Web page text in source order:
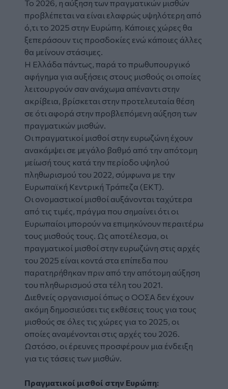
Το 2026, η αύξηση των πραγματικών μισθών
προβλέπεται να είναι ελαφρώς υψηλότερη από
ό,τι το 2025 στην Ευρώπη. Κάποιες χώρες θα
ξεπεράσουν τις προσδοκίες ενώ κάποιες άλλες
θα μείνουν στάσιμες.
Η Ελλάδα πάντως, παρά το πρωθυπουργικό
αφήγημα για αυξήσεις στους μισθούς οι οποίες
λειτουργούν σαν ανάχωμα απέναντι στην
ακρίβεια, βρίσκεται στην προτελευταία θέση
σε ότι αφορά στην προβλεπόμενη αύξηση των
πραγματικών μισθών.
Οι πραγματικοί μισθοί στην ευρωζώνη έχουν
ανακάμψει σε μεγάλο βαθμό από την απότομη
μείωσή τους κατά την περίοδο υψηλού
πληθωρισμού του 2022, σύμφωνα με την
Ευρωπαϊκή Κεντρική Τράπεζα (ΕΚΤ).
Οι ονομαστικοί μισθοί αυξάνονται ταχύτερα
από τις τιμές, πράγμα που σημαίνει ότι οι
Ευρωπαίοι μπορούν να επιμηκύνουν περαιτέρω
τους μισθούς τους. Ως αποτέλεσμα, οι
πραγματικοί μισθοί στην ευρωζώνη στις αρχές
του 2025 είναι κοντά στα επίπεδα που
παρατηρήθηκαν πριν από την απότομη αύξηση
του πληθωρισμού στα τέλη του 2021.
Διεθνείς οργανισμοί όπως ο ΟΟΣΑ δεν έχουν
ακόμη δημοσιεύσει τις εκθέσεις τους για τους
μισθούς σε όλες τις χώρες για το 2025, οι
οποίες αναμένονται στις αρχές του 2026.
Ωστόσο, οι έρευνες προσφέρουν μια ένδειξη
για τις τάσεις των μισθών.
Πραγματικοί μισθοί στην Ευρώπη: